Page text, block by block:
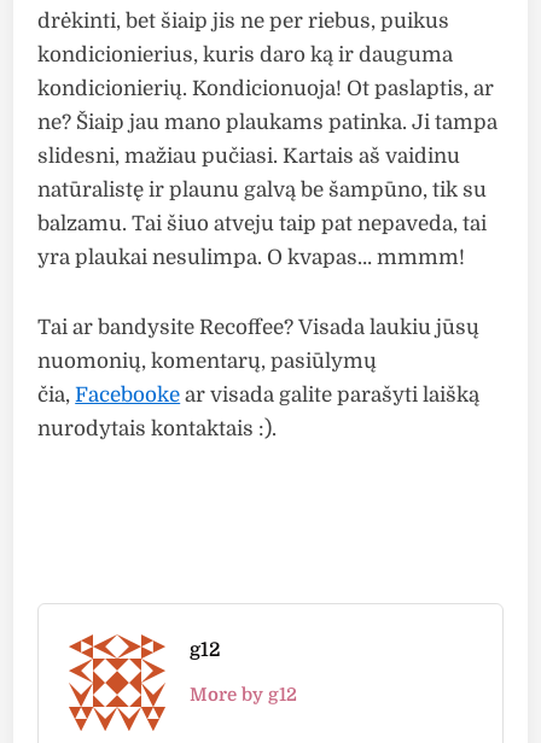
drėkinti, bet šiaip jis ne per riebus, puikus
kondicionierius, kuris daro ką ir dauguma
kondicionierių. Kondicionuoja! Ot paslaptis, ar
ne? Šiaip jau mano plaukams patinka. Ji tampa
slidesni, mažiau pučiasi. Kartais aš vaidinu
natūralistę ir plaunu galvą be šampūno, tik su
balzamu. Tai šiuo atveju taip pat nepaveda, tai
yra plaukai nesulimpa. O kvapas… mmmm!
Tai ar bandysite Recoffee? Visada laukiu jūsų
nuomonių, komentarų, pasiūlymų
čia,Facebooke ar visada galite parašyti laišką
nurodytais kontaktais :).
g12
More by g12